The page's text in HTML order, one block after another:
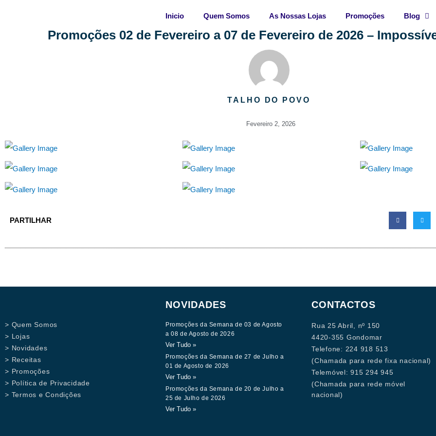
Inicio Quem Somos As Nossas Lojas Promoções Blog
Promoções 02 de Fevereiro a 07 de Fevereiro de 2026 –
TALHO DO POVO
Fevereiro 2, 2026
PARTILHAR
> Quem Somos
> Lojas
> Novidades
> Receitas
> Promoções
> Política de Privacidade
> Termos e Condições
NOVIDADES
Promoções da Semana de 03 de Agosto
a 08 de Agosto de 2026
Ver Tudo »
Promoções da Semana de 27 de Julho a
01 de Agosto de 2026
Ver Tudo »
Promoções da Semana de 20 de Julho a
25 de Julho de 2026
Ver Tudo »
CONTACTOS
Rua 25 Abril, nº 150
4420-355 Gondomar
Telefone: 224 918 513
(Chamada para rede fixa nacional)
Telemóvel: 915 294 945
(Chamada para rede móvel
nacional)